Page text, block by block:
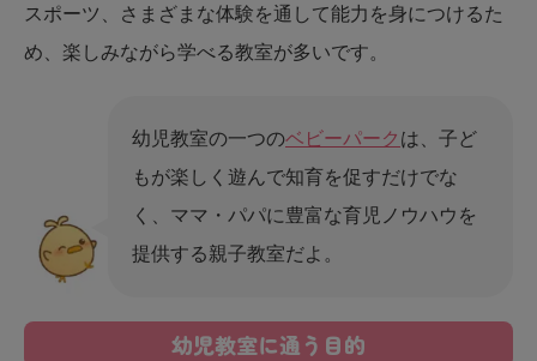
スポーツ、さまざまな体験を通して能力を身につけるた
め、楽しみながら学べる教室が多いです。
幼児教室の一つのベビーパーク は、子ど
もが楽しく遊んで知育を促すだけでな
く、ママ・パパに豊富な育児ノウハウを
提供する親子教室だよ。
幼児教室に通う目的